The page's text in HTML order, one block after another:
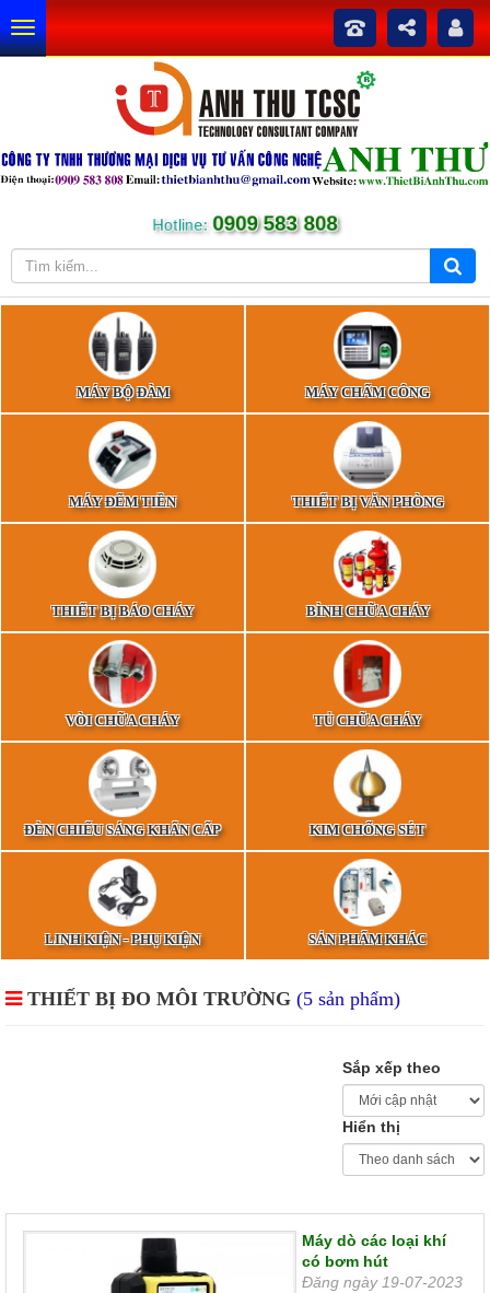
Hotline: 0909 583 808
MÁY BỘ ĐÀM MÁY CHẤM CÔNG
MÁY ĐẾM TIỀN THIẾT BỊ VĂN PHÒNG
THIẾT BỊ BÁO CHÁY BÌNH CHỮA CHÁY
VÒI CHỮA CHÁY TỦ CHỮA CHÁY
ĐÈN CHIẾU SÁNG KHẨN CẤP KIM CHỐNG SÉT
LINH KIỆN - PHỤ KIỆN SẢN PHẨM KHÁC
THIẾT BỊ ĐO MÔI TRƯỜNG (5 sản phẩm)
Sắp xếp theo
Hiển thị
Máy dò các loại khí
có bơm hút
Đăng ngày 19-07-2023